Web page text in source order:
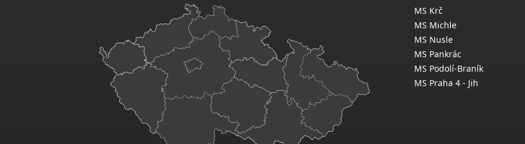
MS Krč
MS Michle
MS Nusle
MS Pankrác
MS Podolí-Braník
MS Praha 4 - Jih